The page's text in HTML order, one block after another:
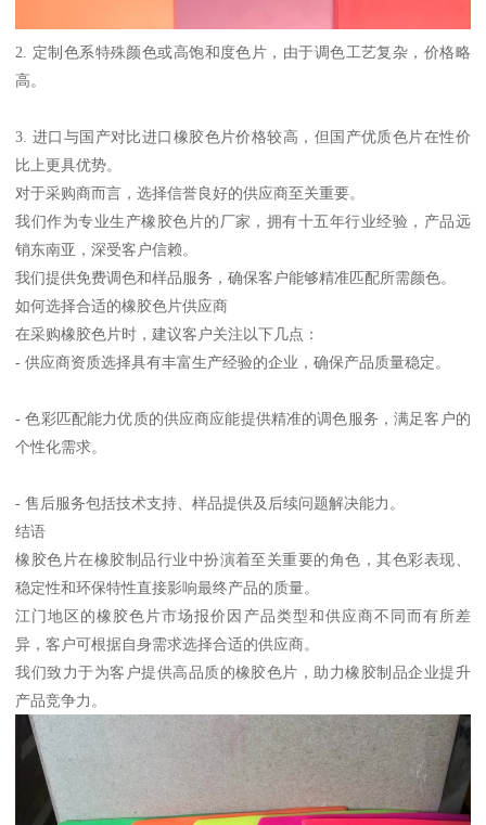
2. 定制色系特殊颜色或高饱和度色片，由于调色工艺复杂，价格略
高。
3. 进口与国产对比进口橡胶色片价格较高，但国产优质色片在性价
比上更具优势。
对于采购商而言，选择信誉良好的供应商至关重要。
我们作为专业生产橡胶色片的厂家，拥有十五年行业经验，产品远
销东南亚，深受客户信赖。
我们提供免费调色和样品服务，确保客户能够精准匹配所需颜色。
如何选择合适的橡胶色片供应商
在采购橡胶色片时，建议客户关注以下几点：
- 供应商资质选择具有丰富生产经验的企业，确保产品质量稳定。
- 色彩匹配能力优质的供应商应能提供精准的调色服务，满足客户的
个性化需求。
- 售后服务包括技术支持、样品提供及后续问题解决能力。
结语
橡胶色片在橡胶制品行业中扮演着至关重要的角色，其色彩表现、
稳定性和环保特性直接影响最终产品的质量。
江门地区的橡胶色片市场报价因产品类型和供应商不同而有所差
异，客户可根据自身需求选择合适的供应商。
我们致力于为客户提供高品质的橡胶色片，助力橡胶制品企业提升
产品竞争力。